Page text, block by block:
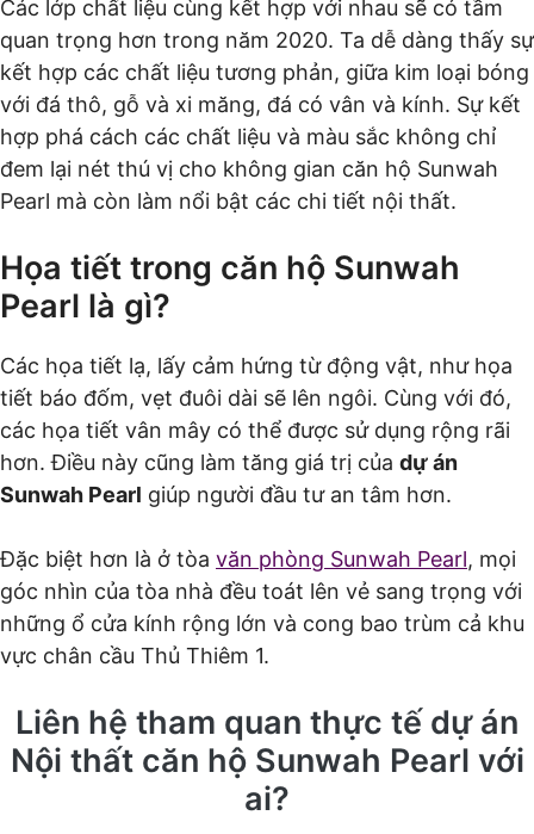
Các lớp chất liệu cùng kết hợp với nhau sẽ có tầm
quan trọng hơn trong năm 2020. Ta dễ dàng thấy sự
kết hợp các chất liệu tương phản, giữa kim loại bóng
với đá thô, gỗ và xi măng, đá có vân và kính. Sự kết
hợp phá cách các chất liệu và màu sắc không chỉ
đem lại nét thú vị cho không gian căn hộ Sunwah
Pearl mà còn làm nổi bật các chi tiết nội thất.
Họa tiết trong căn hộ Sunwah
Pearl là gì?
Các họa tiết lạ, lấy cảm hứng từ động vật, như họa
tiết báo đốm, vẹt đuôi dài sẽ lên ngôi. Cùng với đó,
các họa tiết vân mây có thể được sử dụng rộng rãi
hơn. Điều này cũng làm tăng giá trị của dự án
Sunwah Pearl giúp người đầu tư an tâm hơn.
Đặc biệt hơn là ở tòa văn phòng Sunwah Pearl, mọi
góc nhìn của tòa nhà đều toát lên vẻ sang trọng với
những ổ cửa kính rộng lớn và cong bao trùm cả khu
vực chân cầu Thủ Thiêm 1.
Liên hệ tham quan thực tế dự án
Nội thất căn hộ Sunwah Pearl với
ai?